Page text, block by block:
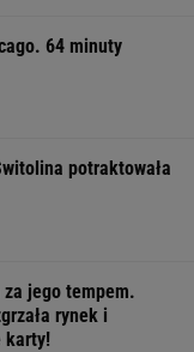
64 minuty
potraktowała
jego tempem.
rynek i
karty!